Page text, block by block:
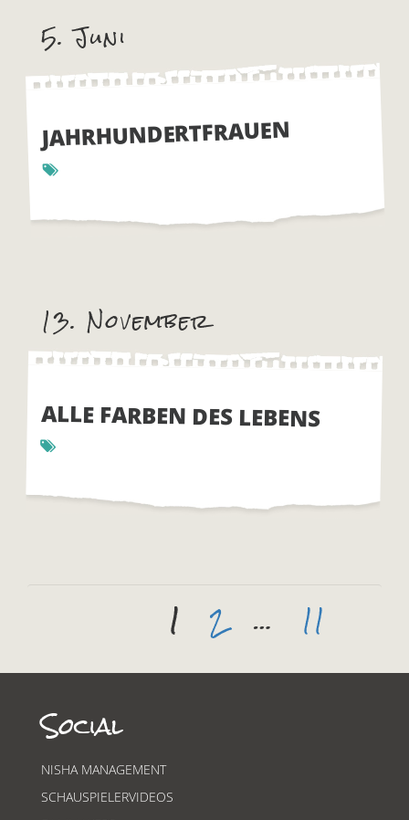
5. Juni
JAHRHUNDERTFRAUEN
13. November
ALLE FARBEN DES LEBENS
Beitragsnavigation
1 Page
2 … Page
11
Social
NISHA MANAGEMENT
SCHAUSPIELERVIDEOS